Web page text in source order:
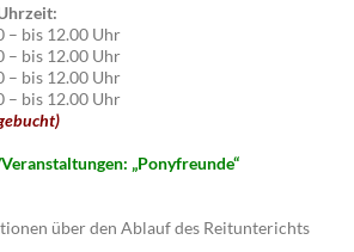
– bis 12.00 Uhr
– bis 12.00 Uhr
– bis 12.00 Uhr
– bis 12.00 Uhr
„Ponyfreunde“
über den Ablauf des Reitunterichts